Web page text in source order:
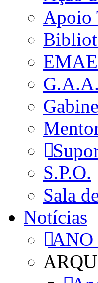
Apoio
S.P.O.
Sala
Notícias
ANO